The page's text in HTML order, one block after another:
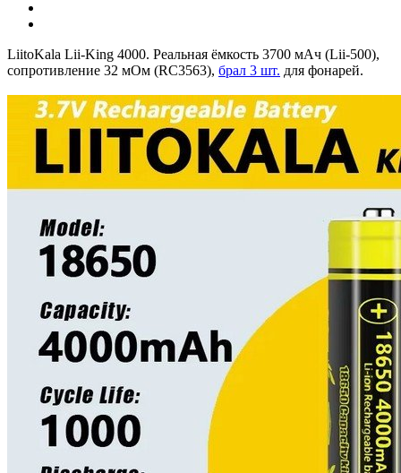
LiitoKala Lii-King 4000. Реальная ёмкость 3700 мАч (Lii-500),
сопротивление 32 мОм (RC3563), брал 3 шт. для фонарей.